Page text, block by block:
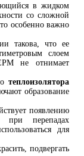
в жидком
со сложной
особенно важно
такова, что ее
слоем
не отнимает
теплоизолятора
образование
появлению
при перепадах
для
подвергать